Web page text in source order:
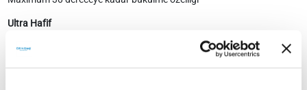
Ultra Hafif
3mm kalınlığında ultra ince ve dayanıklı tasarım